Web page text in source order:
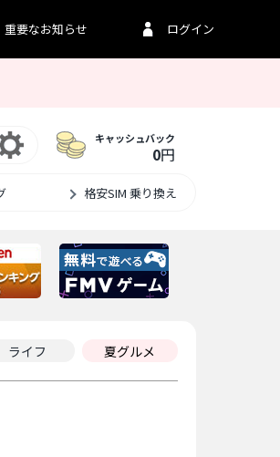
重要なお知らせ ログイン
キャッシュバック
0円
格安SIM 乗り換え
ライフ 夏グルメ